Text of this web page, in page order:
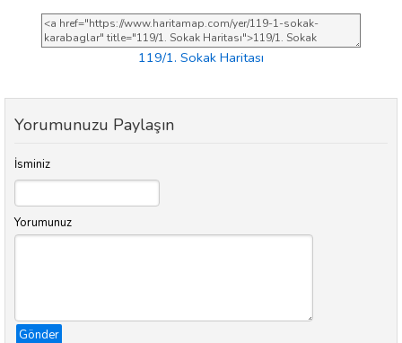
119/1. Sokak Haritası
Yorumunuzu Paylaşın
İsminiz
Yorumunuz
Gönder